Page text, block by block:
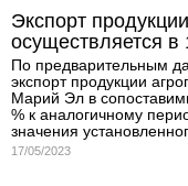
Экспорт
осуществляется в
По предварительным
экспорт продукции
Марий Эл в
% к аналогичному
значения
17/05/2023